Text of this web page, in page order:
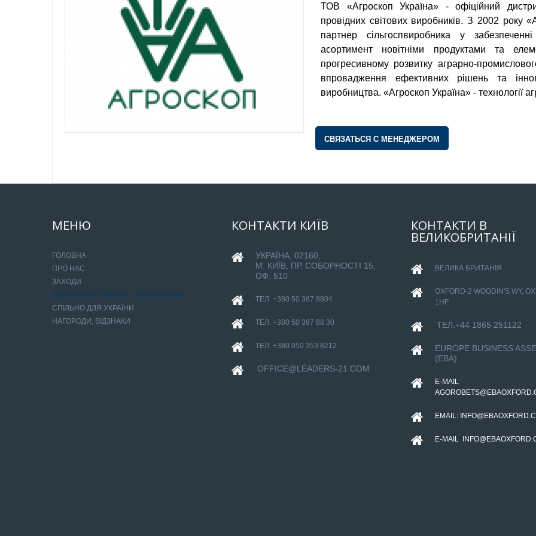
В ЧАС ПІК
UA НОВИНИ
НОВИНИ Ю ІНФО
NEW FORMAT
THE EPOCH TIMES
5 КАНАЛ
ТЕРНІВСЬКЕ ТЕЛЕБАЧЕННЯ
ГАЗЕТА `УРЯДОВИЙ
НАГОРОДОЮ УКРАЇНИ
КОРОЛЕВИ АННИ „ЧЕСТЬ
ВІТЧИЗНИ“
ПОДІЛЬСЬКИЙ
ВШАНОВАНА
НАГОРОДОЮ “ЛІДЕР
ТОВ «Агроскоп Україна» - офіційний
провідних світових виробників. З 2002 року
партнер сільгоспвиробника у
асортимент новітніми продуктами та
прогресивному розвитку аграрно-
впровадження ефективних рішень та
виробництва. «Агроскоп Україна» - технології
СВЯЗАТЬСЯ С МЕНЕДЖЕРОМ
МЕНЮ
ГОЛОВНА
ПРО НАС
ЗАХОДИ
ЛІДЕРИ ХХІ СТОЛІТТЯ - ПРЕЗЕНТАЦІЇ
СПІЛЬНО ДЛЯ УКРАЇНИ
НАГОРОДИ, ВІДЗНАКИ
КОНТАКТИ КИЇВ
УКРАЇНА, 02160,
М. КИЇВ, ПР. СОБОРНОСТІ 15,
ОФ. 510
ТЕЛ. +380 50 387 8804
ТЕЛ. +380 50 387 88 30
ТЕЛ. +380 050 353 8212
OFFICE@LEADERS-21.COM
КОНТАКТИ В
ВЕЛИКОБРИТАНІЇ
ВЕЛИКА БРИТАНІЯ
OXFORD-2 WOODIN'S WY,
1HF
ТЕЛ.+44 1865 251122
EUROPE BUSINESS
(EBA)
E-MAIL:
EMAIL:
E-MAIL: